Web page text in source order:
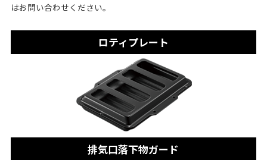
はお問い合わせください。
ロティプレート
排気口落下物ガード